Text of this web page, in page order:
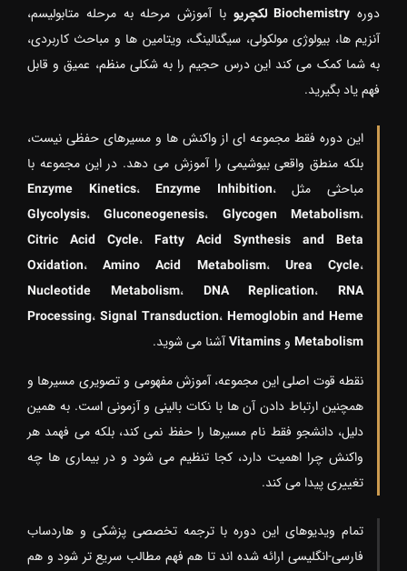
دوره Biochemistry لکچریو
با آموزش مرحله به مرحله متابولیسم،
آنزیم ها، بیولوژی مولکولی، سیگنالینگ، ویتامین ها و مباحث کاربردی،
به شما کمک می کند این درس حجیم را به شکلی منظم، عمیق و قابل
فهم یاد بگیرید.
این دوره فقط مجموعه ای از واکنش ها و مسیرهای حفظی نیست،
بلکه منطق واقعی بیوشیمی را آموزش می دهد. در این مجموعه با
مباحثی مثل
Enzyme Kinetics،Enzyme Inhibition،
Glycolysis،Gluconeogenesis، Glycogen Metabolism،
Citric Acid Cycle، Fatty Acid Synthesis and Beta
Oxidation،Amino Acid Metabolism، Urea Cycle،
Nucleotide Metabolism، DNA Replication، RNA
Processing، Signal Transduction، Hemoglobin and Heme
Metabolism و Vitaminsآشنا می شوید.
نقطه قوت اصلی این مجموعه، آموزش مفهومی و تصویری مسیرها و
همچنین ارتباط دادن آن ها با نکات بالینی و آزمونی است. به همین
دلیل، دانشجو فقط نام مسیرها را حفظ نمی کند، بلکه می فهمد هر
واکنش چرا اهمیت دارد، کجا تنظیم می شود و در بیماری ها چه
تغییری پیدا می کند.
تمام ویدیوهای این دوره با ترجمه تخصصی پزشکی و هاردساب
فارسی-انگلیسی ارائه شده اند تا هم فهم مطالب سریع تر شود و هم